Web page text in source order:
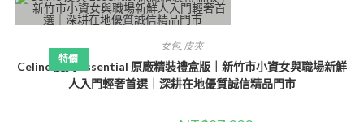
特價
女包, 皮夾
Celine 皮夾 Essential 原廠精裝禮盒版｜新竹市小資女與職場新鮮
人入門輕奢首選｜深耕在地優質誠信精品門市